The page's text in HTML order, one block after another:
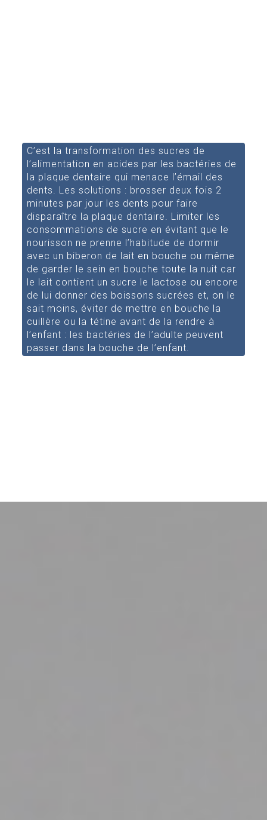
C’est la transformation des sucres de
l’alimentation en acides par les bactéries de
la plaque dentaire qui menace l’émail des
dents. Les solutions : brosser deux fois 2
minutes par jour les dents pour faire
disparaître la plaque dentaire. Limiter les
consommations de sucre en évitant que le
nourisson ne prenne l’habitude de dormir
avec un biberon de lait en bouche ou même
de garder le sein en bouche toute la nuit car
le lait contient un sucre le lactose ou encore
de lui donner des boissons sucrées et, on le
sait moins, éviter de mettre en bouche la
cuillère ou la tétine avant de la rendre à
l’enfant : les bactéries de l’adulte peuvent
passer dans la bouche de l’enfant.